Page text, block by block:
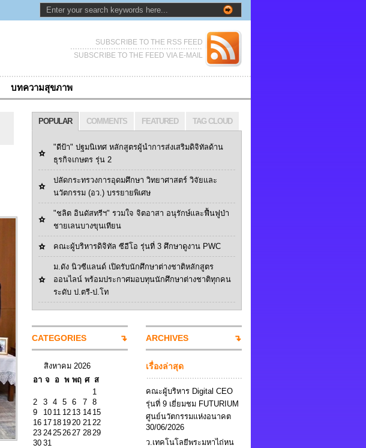
SUBSCRIBE TO THE RSS FEED
SUBSCRIBE TO THE FEED VIA E-MAIL
บทความสุขภาพ
POPULAR COMMENTS FEATURED TAG CLOUD
"ดีป้า" ปฐมนิเทศ หลักสูตรผู้นำการส่งเสริมดิจิทัลด้าน
ธุรกิจเกษตร รุ่น 2
ปลัดกระทรวงการอุดมศึกษา วิทยาศาสตร์ วิจัยและ
นวัตกรรม (อว.) บรรยายพิเศษ
"ชลิต อินดัสทรีฯ" รวมใจ จิตอาสา อนุรักษ์และฟื้นฟูป่า
ชายเลนบางขุนเทียน
คณะผู้บริหารดิจิทัล ซีอีโอ รุ่นที่ 3 ศึกษาดูงาน PWC
ม.ดัง นิวซีแลนด์ เปิดรับนักศึกษาต่างชาติหลักสูตร
ออนไลน์ พร้อมประกาศมอบทุนนักศึกษาต่างชาติทุกคน
ระดับ ป.ตรี-ป.โท
CATEGORIES
สิงหาคม 2026
อา จ อ พ พฤ ศ ส
1
2
3 4 5 6 7 8
9
10 11 12 13 14 15
16 17 18 1920 2122
23 24252627 2829
30 31
ARCHIVES
เรื่องล่าสุด
คณะผู้บริหาร Digital CEO
รุ่นที่ 9 เยี่ยมชม FUTURIUM
ศูนย์นวัตกรรมแห่งอนาคต
30/06/2026
ว.เทคโนโลยีพระมหาไถ่หน